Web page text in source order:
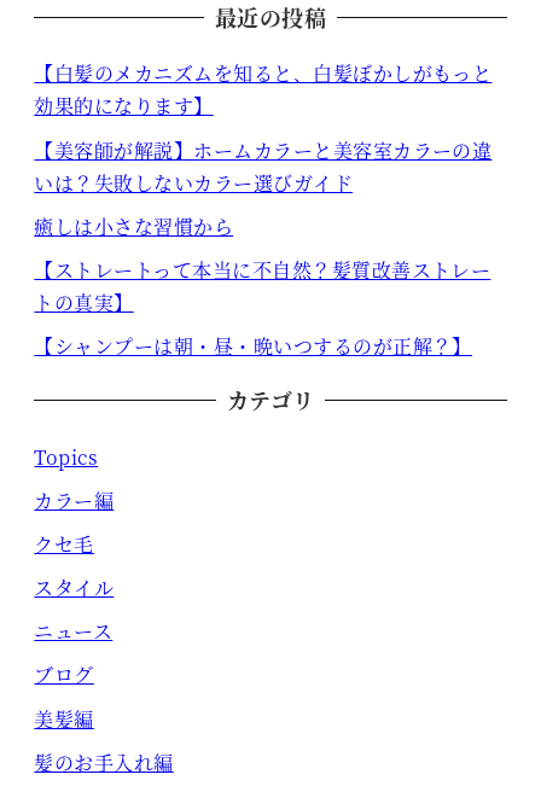
最近の投稿
【白髪のメカニズムを知ると、白髪ぼかしがもっと
効果的になります】
【美容師が解説】ホームカラーと美容室カラーの違
いは？失敗しないカラー選びガイド
癒しは小さな習慣から
【ストレートって本当に不自然？髪質改善ストレー
トの真実】
【シャンプーは朝・昼・晩いつするのが正解？】
カテゴリ
Topics
カラー編
クセ毛
スタイル
ニュース
ブログ
美髪編
髪のお手入れ編